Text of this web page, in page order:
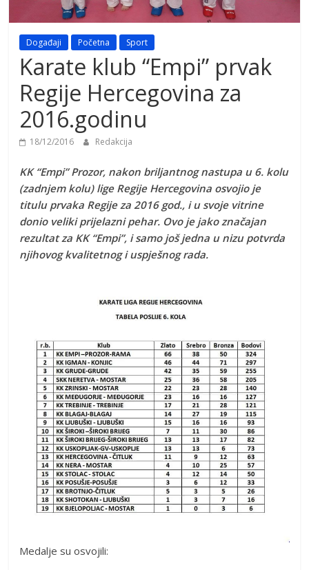
Događaji Početna Sport
Karate klub “Empi” prvak
Regije Hercegovina za
2016.godinu
18/12/2016 Redakcija
KK “Empi” Prozor, nakon briljantnog nastupa u 6. kolu
(zadnjem kolu) lige Regije Hercegovina osvojio je
titulu prvaka Regije za 2016 god., i u svoje vitrine
donio veliki prijelazni pehar. Ovo je jako značajan
rezultat za KK “Empi”, i samo još jedna u nizu potvrda
njihovog kvalitetnog i uspješnog rada.
Medalje su osvojili: